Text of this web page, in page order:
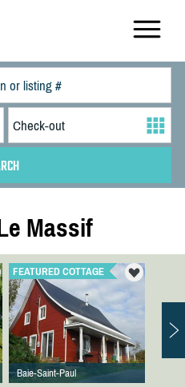
Massif
FEATURED COTTAGE
Baie-Saint-Paul